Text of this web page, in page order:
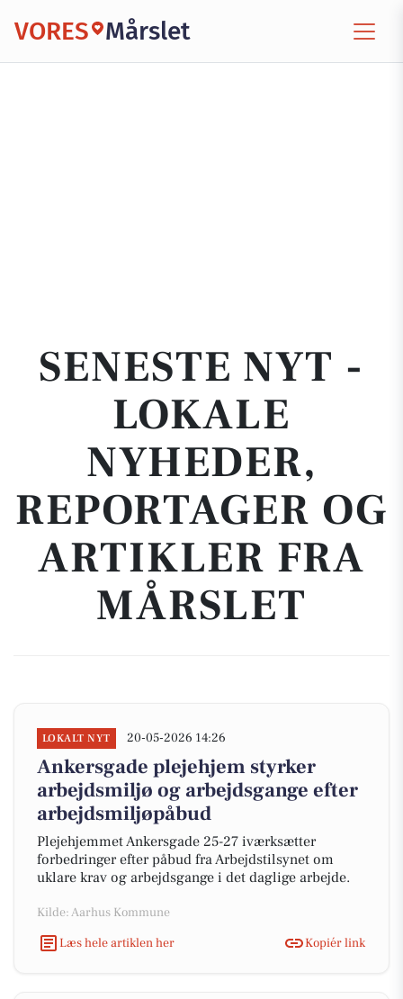
VORES Mårslet
SENESTE NYT -
LOKALE
NYHEDER,
REPORTAGER OG
ARTIKLER FRA
MÅRSLET
LOKALT NYT 20-05-2026 14:26
Ankersgade plejehjem styrker
arbejdsmiljø og arbejdsgange efter
arbejdsmiljøpåbud
Plejehjemmet Ankersgade 25-27 iværksætter
forbedringer efter påbud fra Arbejdstilsynet om
uklare krav og arbejdsgange i det daglige arbejde.
Kilde: Aarhus Kommune
Læs hele artiklen her
Kopiér link